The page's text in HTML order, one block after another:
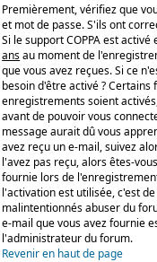
Premièrement, vérifiez que
et mot de passe. S'ils ont
Si le support COPPA est
ansau moment de
que vous avez reçues. Si ce
besoin d'être activé ?
enregistrements soient
avant de pouvoir vous
message aurait dû vous
avez reçu un e-mail, suivez
l'avez pas reçu, alors êtes-
fournie lors de
l'activation est utilisée, c'est
malintentionnés abuser du
e-mail que vous avez fournie
l'administrateur du forum.
Revenir en haut de page